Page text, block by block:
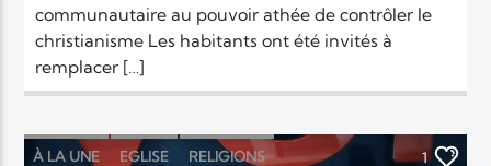
Elyon Rhema
Elyon Hits
communautaire au pouvoir athée de contrôler le
christianisme Les habitants ont été invités à
remplacer […]
À LA UNE EGLISE RELIGIONS 1